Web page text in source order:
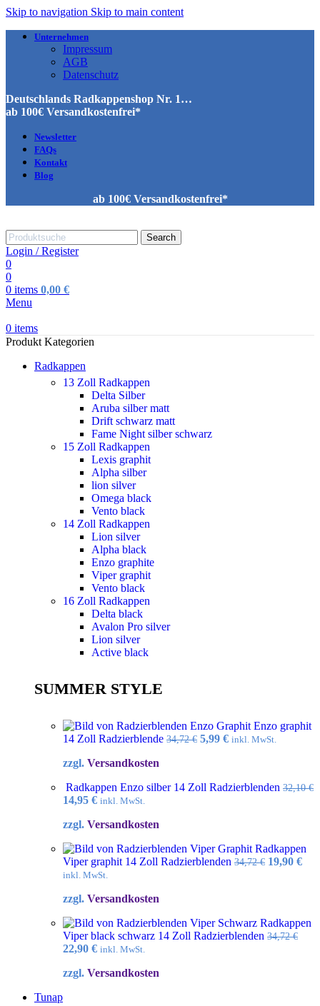
Skip to navigation Skip to main content
Unternehmen
Impressum
AGB
Datenschutz
Deutschlands Radkappenshop Nr. 1…
ab 100€ Versandkostenfrei*
Newsletter
FAQs
Kontakt
Blog
ab 100€ Versandkostenfrei*
Search
Login / Register
0
0
0 items 0,00 €
Menu
0 items
Produkt Kategorien
Radkappen
13 Zoll Radkappen
Delta Silber
Aruba silber matt
Drift schwarz matt
Fame Night silber schwarz
15 Zoll Radkappen
Lexis graphit
Alpha silber
lion silver
Omega black
Vento black
14 Zoll Radkappen
Lion silver
Alpha black
Enzo graphite
Viper graphit
Vento black
16 Zoll Radkappen
Delta black
Avalon Pro silver
Lion silver
Active black
SUMMER STYLE
Enzo graphit
14 Zoll Radzierblende 34,72€ Ursprünglicher
5,99 €Aktueller
inkl. MwSt.
zzgl. Versandkosten
Radkappen Enzo silber 14 Zoll Radzierblenden 32,10€
Ursprünglicher
war:
14,95 €Aktueller
ist:
inkl. MwSt.
zzgl. Versandkosten
Radkappen
Viper graphit 14 Zoll Radzierblenden 34,72€ 19,90 €
inkl. MwSt.
zzgl. Versandkosten
Radkappen
Viper black schwarz 14 Zoll Radzierblenden 34,72€
Ursprünglicher
war:
22,90 €Aktueller
ist:
inkl. MwSt.
zzgl. Versandkosten
Tunap